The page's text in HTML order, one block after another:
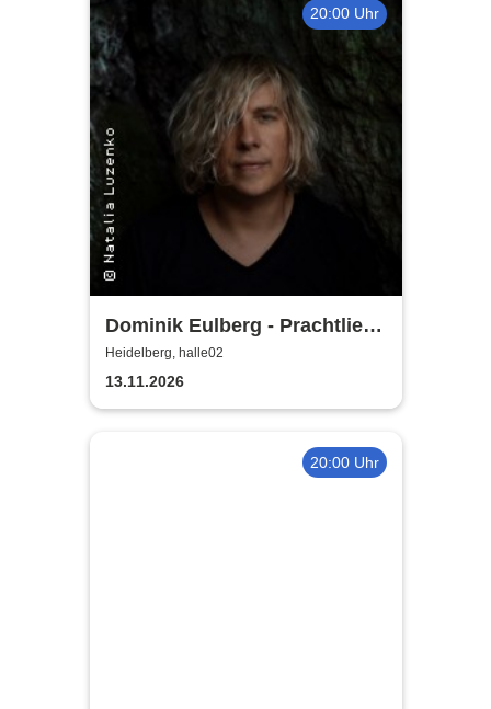
20:00 Uhr
Dominik Eulberg - Prachtliebe
& Wunderfakten
Heidelberg, halle02
13.11.2026
20:00 Uhr